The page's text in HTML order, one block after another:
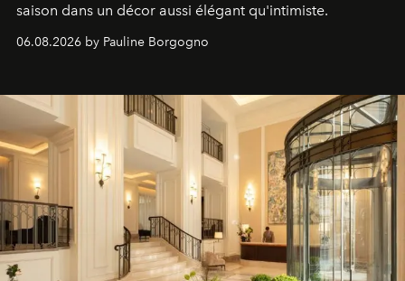
saison dans un décor aussi élégant qu'intimiste.
06.08.2026 by Pauline Borgogno